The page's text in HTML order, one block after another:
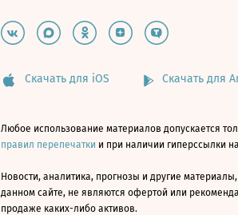
Скачать для iOS Скачать для
Любое использование материалов допускается
правил перепечатки и при наличии гиперссылки
Новости, аналитика, прогнозы и другие
данном сайте, не являются офертой или
продаже каких-либо активов.